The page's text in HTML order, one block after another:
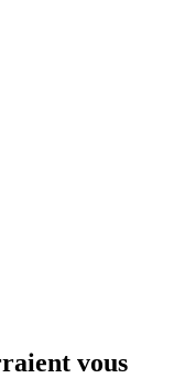
vous